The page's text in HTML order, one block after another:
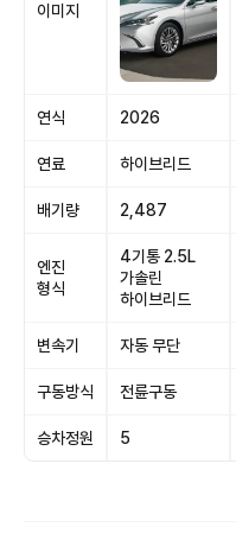
이미지
연식 2026
연료 하이브리드
배기량 2,487
엔진
형식
4기통 2.5L
가솔린
하이브리드
변속기 자동 무단
구동방식 전륜구동
승차정원 5